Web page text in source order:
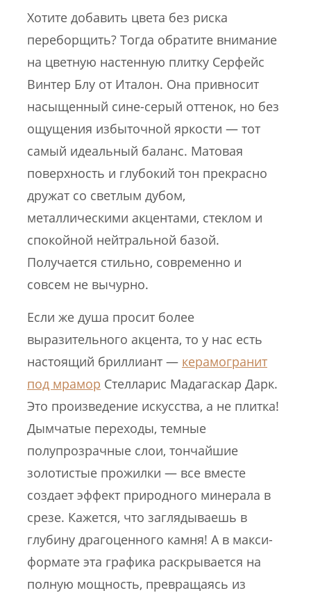
Хотите добавить цвета без риска
переборщить? Тогда обратите внимание
на цветную настенную плитку Серфейс
Винтер Блу от Италон. Она привносит
насыщенный сине-серый оттенок, но без
ощущения избыточной яркости — тот
самый идеальный баланс. Матовая
поверхность и глубокий тон прекрасно
дружат со светлым дубом,
металлическими акцентами, стеклом и
спокойной нейтральной базой.
Получается стильно, современно и
совсем не вычурно.
Если же душа просит более
выразительного акцента, то у нас есть
настоящий бриллиант — керамогранит
под мрамор Стелларис Мадагаскар Дарк.
Это произведение искусства, а не плитка!
Дымчатые переходы, темные
полупрозрачные слои, тончайшие
золотистые прожилки — все вместе
создает эффект природного минерала в
срезе. Кажется, что заглядываешь в
глубину драгоценного камня! А в макси-
формате эта графика раскрывается на
полную мощность, превращаясь из